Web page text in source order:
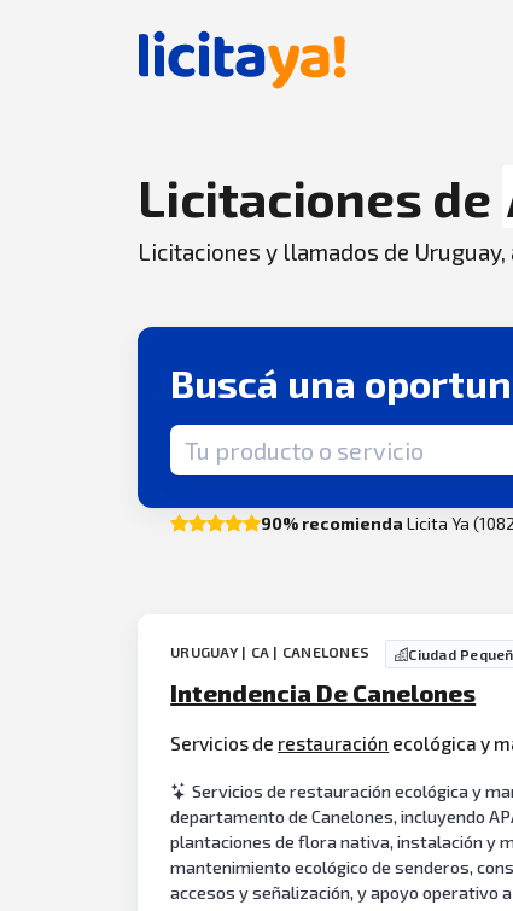
Licitaciones de
Licitaciones y llamados de
Buscá una
Término de búsqueda
90% recomienda Licita Ya
URUGUAY | CA | CANELONES Ciudad
Intendencia De Canelones
Servicios de restauración ecológica y
Servicios de restauración ecológica y
departamento de Canelones, incluyendo
plantaciones de flora nativa, instalación y
mantenimiento ecológico de senderos,
accesos y señalización, y apoyo operativo